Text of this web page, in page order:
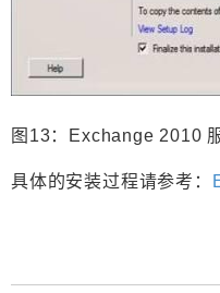
图13：Exchange 2010
具体的安装过程请参考：